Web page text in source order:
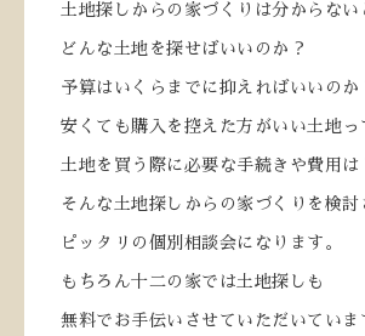
土地探しからの家づくりは分からない
どんな土地を探せばいいのか？
予算はいくらまでに抑えればいいのか
安くても購入を控えた方がいい土地っ
土地を買う際に必要な手続きや費用は
そんな土地探しからの家づくりを検討
ピッタリの個別相談会になります。
もちろん十二の家では土地探しも
無料でお手伝いさせていただいていま